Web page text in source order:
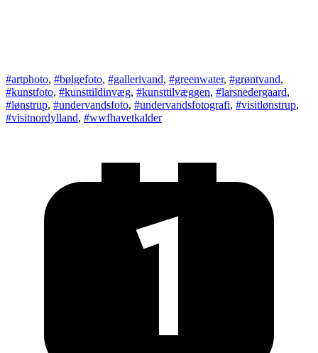
#artphoto, #bølgefoto, #gallerivand, #greenwater, #grøntvand,
#kunstfoto, #kunsttildinvæg, #kunsttilvæggen, #larsnedergaard,
#lønstrup, #undervandsfoto, #undervandsfotografi, #visitlønstrup,
#visitnordylland, #wwfhavetkalder